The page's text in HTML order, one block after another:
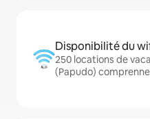
Disponibilité du
250 locations de
(Papudo)